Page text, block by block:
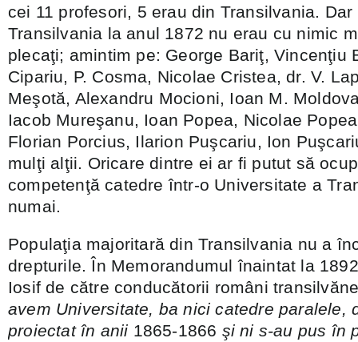
cei 11 profesori, 5 erau din Transilvania.
Transilvania la anul 1872 nu erau cu nimic
plecaţi; amintim pe: George Bariţ, Vincenţiu
Cipariu, P. Cosma, Nicolae Cristea, dr. V.
Meşotă, Alexandru Mocioni, Ioan M.
Iacob Mureşanu, Ioan Popea, Nicolae
Florian Porcius, Ilarion Puşcariu, Ion
mulţi alţii. Oricare dintre ei ar fi putut să
competenţă catedre într-o Universitate a
numai.
Populaţia majoritară din Transilvania nu a
drepturile. În Memorandumul înaintat la
Iosif de către conducătorii români
avem Universitate, ba nici catedre paralele,
proiectat în anii 1865-1866 şi ni s-au pus în